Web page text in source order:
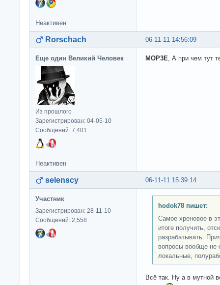
Неактивен
06-11-11 14:56:09
Rorschach
Еще один Великий Человек
Из прошлого
Зарегистрирован: 04-05-10
Сообщений: 7,401
MOP3E, А при чем тут
Неактивен
06-11-11 15:39:14
selenscy
Участник
Зарегистрирован: 28-11-10
Сообщений: 2,558
hodok78 пишет:
Самое хреновое в
итоге получить,
разрабатывать.
вопросы вообще не
локальные,
Всё так. Ну а в мутной